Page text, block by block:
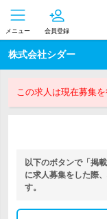
メニュー 会員登録
株式会社シダー
この求人は現在募集を
以下のボタンで「掲
に求人募集をした際
す。